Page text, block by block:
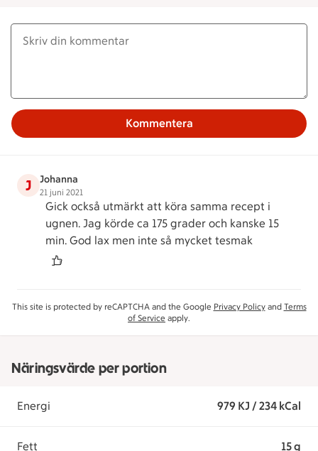
Kommentera
J Johanna
21 juni 2021
Gick också utmärkt att köra samma recept i
ugnen. Jag körde ca 175 grader och kanske 15
min. God lax men inte så mycket tesmak
This site is protected by reCAPTCHA and the Google Privacy Policyand Terms
of Service apply.
Näringsvärde per portion
Energi 979 KJ / 234 kCal
Fett 15 g